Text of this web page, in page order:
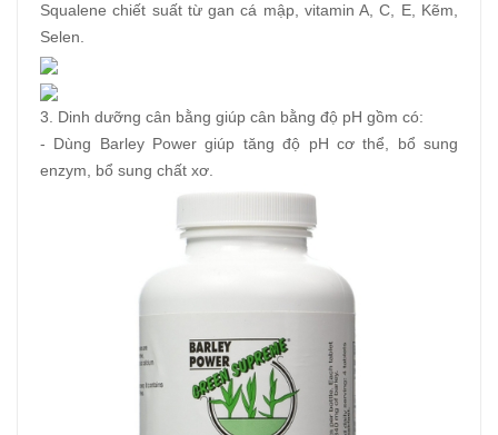
Squalene chiết suất từ gan cá mập, vitamin A, C, E, Kẽm,
Selen.
3. Dinh dưỡng cân bằng giúp cân bằng độ pH gồm có:
- Dùng Barley Power giúp tăng độ pH cơ thể, bổ sung
enzym, bổ sung chất xơ.